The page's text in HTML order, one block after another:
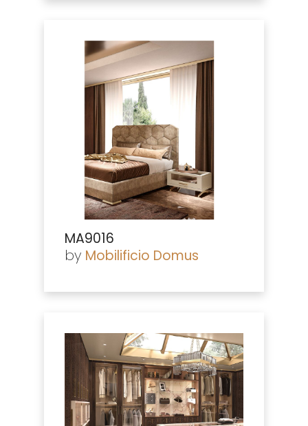
MA9016
by Mobilificio Domus